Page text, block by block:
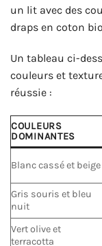
un lit avec des
draps en coton
Un tableau ci-
couleurs et
réussie :
COULEURS
DOMINANTES
Blanc cassé et beige
Gris souris et bleu
nuit
Vert olive et
terracotta